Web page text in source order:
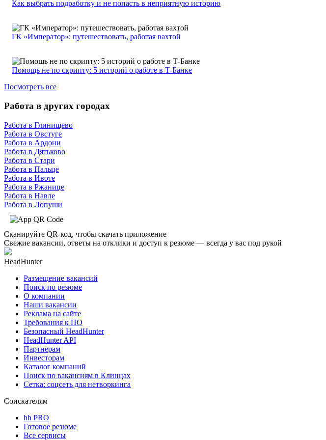
Как выбрать подработку и не попасть в неприятную историю
ГК «Император»: путешествовать, работая вахтой
Помощь не по скрипту: 5 историй о работе в Т-Банке
Посмотреть все
Работа в других городах
Работа в Глинищево
Работа в Овстуге
Работа в Ардони
Работа в Дятьково
Работа в Стари
Работа в Пальце
Работа в Ивоте
Работа в Ржанице
Работа в Навле
Работа в Лопуши
Сканируйте QR-код, чтобы скачать приложение
Свежие вакансии, ответы на отклики и доступ к резюме — всегда у вас под рукой
HeadHunter
Размещение вакансий
Поиск по резюме
О компании
Наши вакансии
Реклама на сайте
Требования к ПО
Безопасный HeadHunter
HeadHunter API
Партнерам
Инвесторам
Каталог компаний
Поиск по вакансиям в Клинцах
Сетка: соцсеть для нетворкинга
Соискателям
hh PRO
Готовое резюме
Все сервисы